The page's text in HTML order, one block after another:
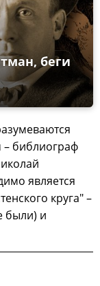
беги
– библиограф
является
круга" –
были) и